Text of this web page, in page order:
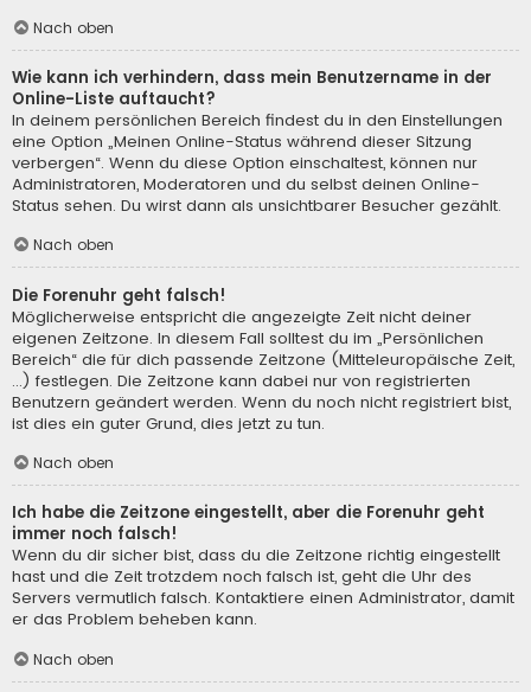
Nach oben
Wie kann ich verhindern, dass mein Benutzername in der
Online-Liste auftaucht?
In deinem persönlichen Bereich findest du in den Einstellungen
eine Option „Meinen Online-Status während dieser Sitzung
verbergen“. Wenn du diese Option einschaltest, können nur
Administratoren, Moderatoren und du selbst deinen Online-
Status sehen. Du wirst dann als unsichtbarer Besucher gezählt.
Nach oben
Die Forenuhr geht falsch!
Möglicherweise entspricht die angezeigte Zeit nicht deiner
eigenen Zeitzone. In diesem Fall solltest du im „Persönlichen
Bereich“ die für dich passende Zeitzone (Mitteleuropäische Zeit,
...) festlegen. Die Zeitzone kann dabei nur von registrierten
Benutzern geändert werden. Wenn du noch nicht registriert bist,
ist dies ein guter Grund, dies jetzt zu tun.
Nach oben
Ich habe die Zeitzone eingestellt, aber die Forenuhr geht
immer noch falsch!
Wenn du dir sicher bist, dass du die Zeitzone richtig eingestellt
hast und die Zeit trotzdem noch falsch ist, geht die Uhr des
Servers vermutlich falsch. Kontaktiere einen Administrator, damit
er das Problem beheben kann.
Nach oben